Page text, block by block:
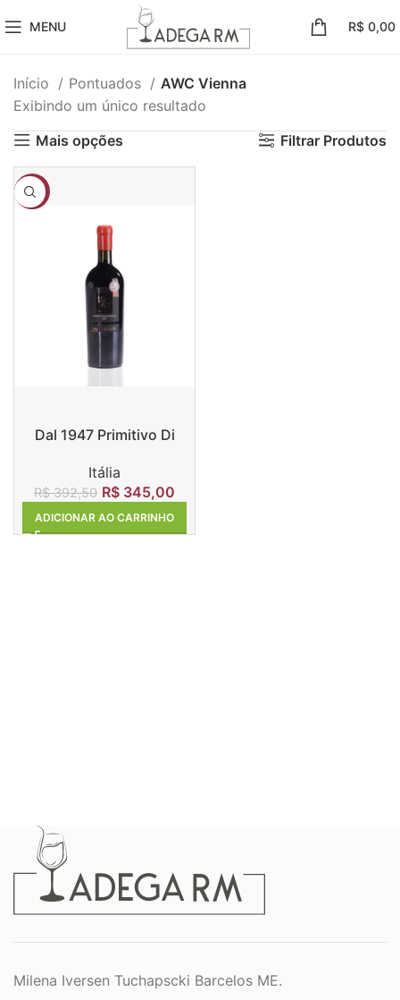
MENU R$ 0,00
Início Pontuados
AWC Vienna
Exibindo um único resultado
Mais opções
Filtrar Produtos
-12%
Dal 1947 Primitivo Di
Itália
R$392,50 R$ 345,00
ADICIONAR AO CARRINHO
Milena Iversen Tuchapscki Barcelos ME.